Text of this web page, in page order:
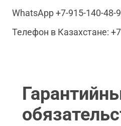
WhatsApp +7-915-140-48-
Телефон в Казахстане: